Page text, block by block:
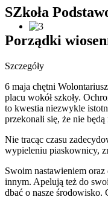
SZkoła
Porządki
Szczegóły
6 maja chętni
placu wokół szkoły.
to kwestia niezwykle
przekonali się, że nie
Nie tracąc czasu
wypieleniu piaskownicy,
Swoim nastawieniem oraz
innym. Apelują też do
dbać o nasze środowisko.